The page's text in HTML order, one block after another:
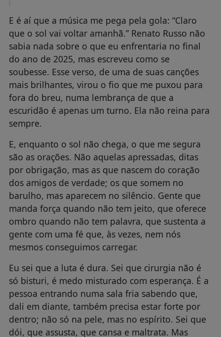
E é aí que a música me pega pela gola: “Claro
que o sol vai voltar amanhã.” Renato Russo não
sabia nada sobre o que eu enfrentaria no final
do ano de 2025, mas escreveu como se
soubesse. Esse verso, de uma de suas canções
mais brilhantes, virou o fio que me puxou para
fora do breu, numa lembrança de que a
escuridão é apenas um turno. Ela não reina para
sempre.
E, enquanto o sol não chega, o que me segura
são as orações. Não aquelas apressadas, ditas
por obrigação, mas as que nascem do coração
dos amigos de verdade; os que somem no
barulho, mas aparecem no silêncio. Gente que
manda força quando não tem jeito, que oferece
ombro quando não tem palavra, que sustenta a
gente com uma fé que, às vezes, nem nós
mesmos conseguimos carregar.
Eu sei que a luta é dura. Sei que cirurgia não é
só bisturi, é medo misturado com esperança. É a
pessoa entrando numa sala fria sabendo que,
dali em diante, também precisa estar forte por
dentro; não só na pele, mas no espírito. Sei que
dói, que assusta, que cansa e maltrata. Mas